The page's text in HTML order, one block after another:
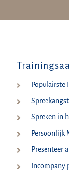
Populairste
Spreken in
Persoonlijk
Presenteer
Incompany